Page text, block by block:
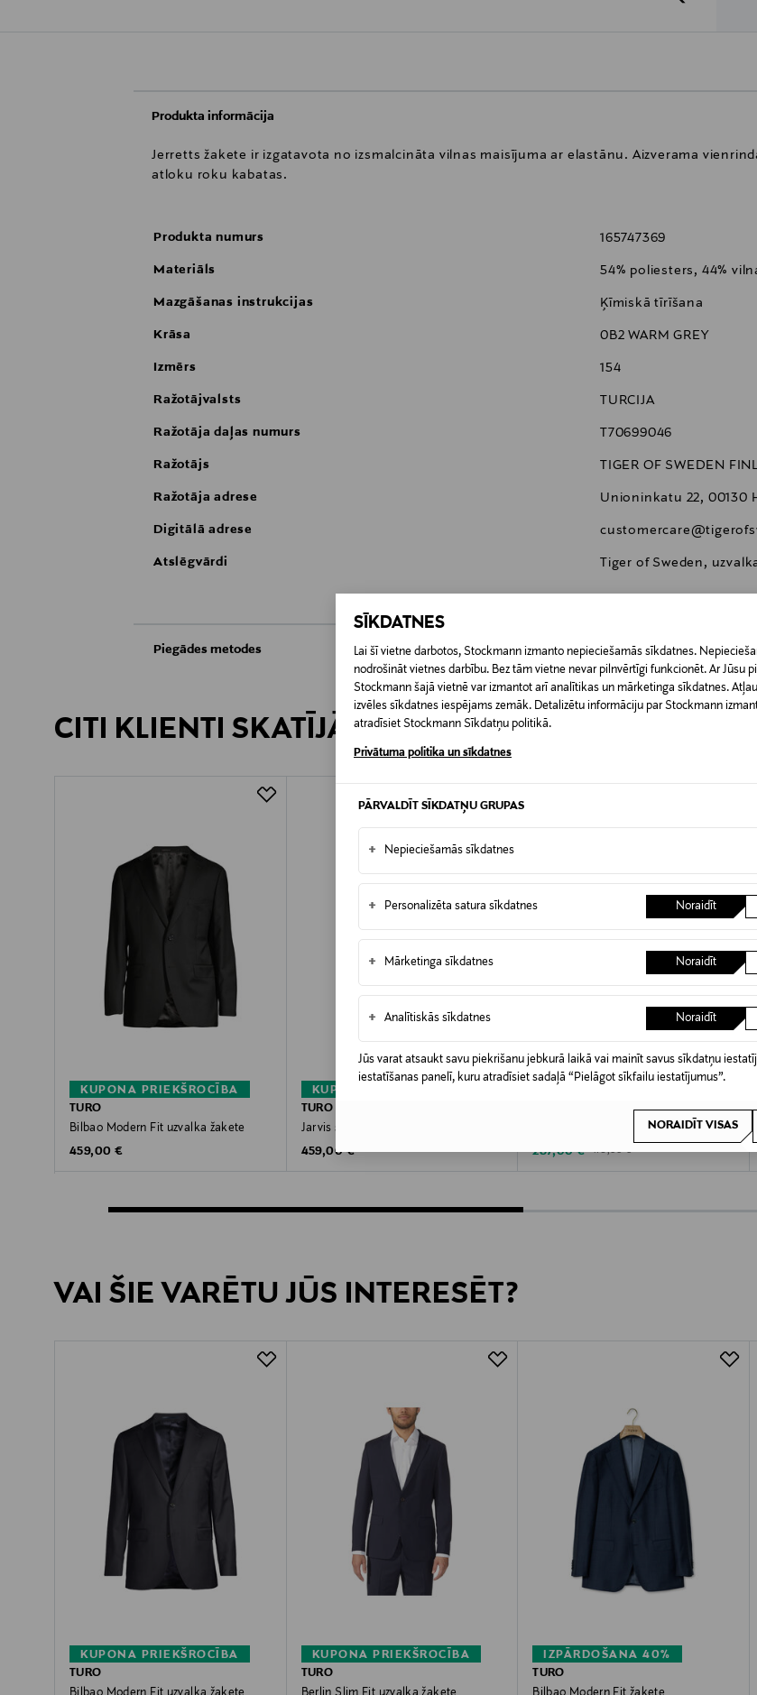
SĪKDATNES
Lai šī vietne darbotos, Stockmann izmanto nepieciešamās sīkdatnes.
nodrošināt vietnes darbību. Bez tām vietne nevar pilnvērtīgi funkcionēt. Ar Jūsu
Stockmann šajā vietnē var izmantot arī analītikas un mārketinga sīkdatnes.
izvēles sīkdatnes iespējams zemāk. Detalizētu informāciju par Stockmann
atradīsiet Stockmann Sīkdatņu politikā.
Privātuma politika un sīkdatnes
PĀRVALDĪT SĪKDATŅU GRUPAS
+ Nepieciešamās sīkdatnes
+ Personalizēta satura sīkdatnes Noraidīt
+ Mārketinga sīkdatnes Noraidīt
+ Analītiskās sīkdatnes Noraidīt
Jūs varat atsaukt savu piekrišanu jebkurā laikā vai mainīt savus sīkdatņu
iestatīšanas panelī, kuru atradīsiet sadaļā “Pielāgot sīkfailu iestatījumus”.
NORAIDĪT VISAS
Produkta informācija
Jerretts žakete ir izgatavota no izsmalcināta vilnas maisījuma ar elastānu. Aizverama
atloku roku kabatas.
Produkta numurs 165747369
Materiāls 54% poliesters, 44%
Mazgāšanas instrukcijas Ķīmiskā tīrīšana
Krāsa 0B2 WARM GREY
Izmērs 154
Ražotājvalsts TURCIJA
Ražotāja daļas numurs T70699046
Ražotājs TIGER OF SWEDEN
Ražotāja adrese Unioninkatu 22, 00130
Digitālā adrese
Atslēgvārdi Tiger of Sweden,
Piegādes metodes
0,00 €
Piegāde uz saņemšanas punktu
CITI KLIENTI SKATĪJĀS ARĪ
KUPONA PRIEKŠROCĪBA
TURO
Bilbao Modern Fit uzvalka žakete
Original Price
459,00 €
KUPONA PRIEKŠROCĪBA
TURO
Jarvis smokinga žakete
Original Price
459,00 €
Bilbao Modern Fit žakete
Discounted Price
287,00 € Original Price
479,00 €
VAI ŠIE VARĒTU JŪS INTERESĒT?
KUPONA PRIEKŠROCĪBA
TURO
KUPONA PRIEKŠROCĪBA
TURO
IZPĀRDOŠANA 40%
TURO